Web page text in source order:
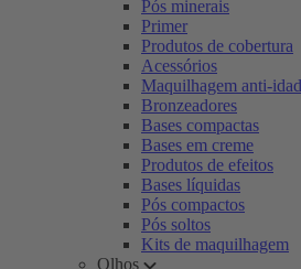
Pós minerais
Primer
Produtos de cobertura
Acessórios
Maquilhagem anti-
Bronzeadores
Bases compactas
Bases em creme
Produtos de efeitos
Bases líquidas
Pós compactos
Pós soltos
Kits de maquilhagem
Olhos